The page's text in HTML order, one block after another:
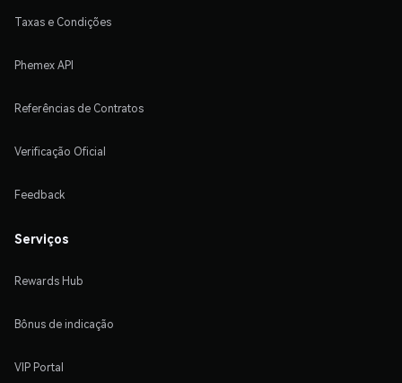
Taxas e Condições
Phemex API
Referências de Contratos
Verificação Oficial
Feedback
Serviços
Rewards Hub
Bônus de indicação
VIP Portal